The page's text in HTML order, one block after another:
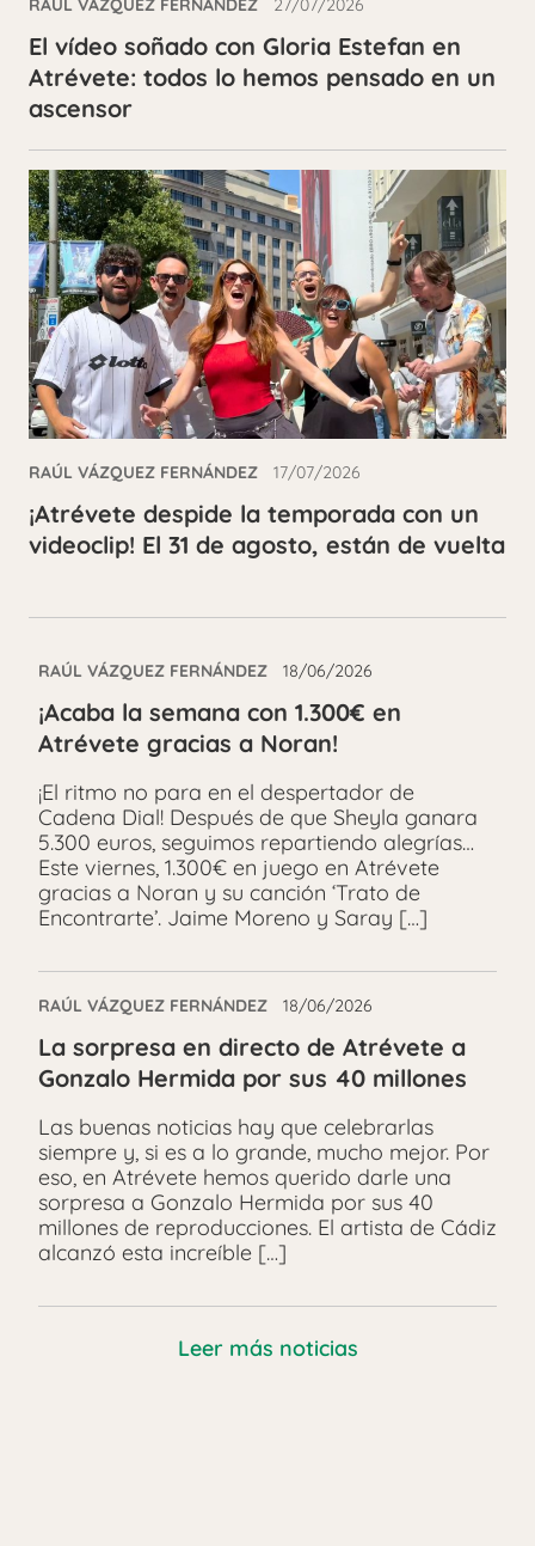
RAÚL VÁZQUEZ FERNÁNDEZ 27/07/2026
El vídeo soñado con Gloria Estefan en
Atrévete: todos lo hemos pensado en un
ascensor
RAÚL VÁZQUEZ FERNÁNDEZ 17/07/2026
¡Atrévete despide la temporada con un
videoclip! El 31 de agosto, están de vuelta
RAÚL VÁZQUEZ FERNÁNDEZ 18/06/2026
¡Acaba la semana con 1.300€ en
Atrévete gracias a Noran!
¡El ritmo no para en el despertador de
Cadena Dial! Después de que Sheyla ganara
5.300 euros, seguimos repartiendo alegrías…
Este viernes, 1.300€ en juego en Atrévete
gracias a Noran y su canción ‘Trato de
Encontrarte’. Jaime Moreno y Saray […]
RAÚL VÁZQUEZ FERNÁNDEZ 18/06/2026
La sorpresa en directo de Atrévete a
Gonzalo Hermida por sus 40 millones
Las buenas noticias hay que celebrarlas
siempre y, si es a lo grande, mucho mejor. Por
eso, en Atrévete hemos querido darle una
sorpresa a Gonzalo Hermida por sus 40
millones de reproducciones. El artista de Cádiz
alcanzó esta increíble […]
Leer más noticias